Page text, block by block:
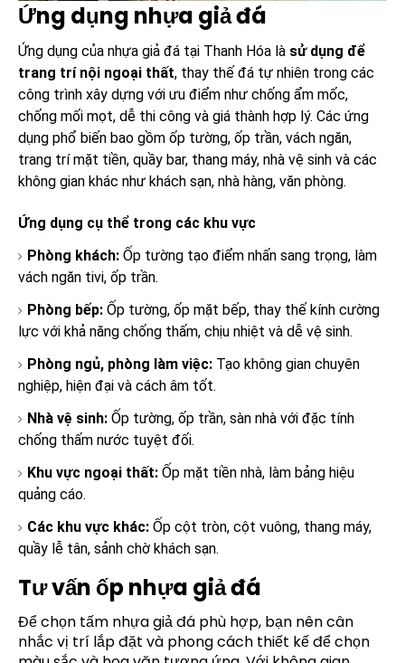
Ứng dụng nhựa giả đá
Ứng dụng của nhựa giả đá tại Thanh Hóa là sử dụng để
trang trí nội ngoại thất, thay thế đá tự nhiên trong các
công trình xây dựng với ưu điểm như chống ẩm mốc,
chống mối mọt, dễ thi công và giá thành hợp lý. Các ứng
dụng phổ biến bao gồm ốp tường, ốp trần, vách ngăn,
trang trí mặt tiền, quầy bar, thang máy, nhà vệ sinh và các
không gian khác như khách sạn, nhà hàng, văn phòng.
Ứng dụng cụ thể trong các khu vực
Phòng khách: Ốp tường tạo điểm nhấn sang trọng, làm
vách ngăn tivi, ốp trần.
Phòng bếp: Ốp tường, ốp mặt bếp, thay thế kính cường
lực với khả năng chống thấm, chịu nhiệt và dễ vệ sinh.
Phòng ngủ, phòng làm việc: Tạo không gian chuyên
nghiệp, hiện đại và cách âm tốt.
Nhà vệ sinh: Ốp tường, ốp trần, sàn nhà với đặc tính
chống thấm nước tuyệt đối.
Khu vực ngoại thất: Ốp mặt tiền nhà, làm bảng hiệu
quảng cáo.
Các khu vực khác: Ốp cột tròn, cột vuông, thang máy,
quầy lễ tân, sảnh chờ khách sạn.
Tư vấn ốp nhựa giả đá
Để chọn tấm nhựa giả đá phù hợp, bạn nên cân
nhắc vị trí lắp đặt và phong cách thiết kế để chọn